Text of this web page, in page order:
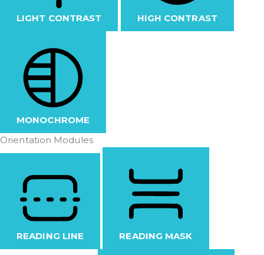
LIGHT CONTRAST HIGH CONTRAST
MONOCHROME
Orientation Modules
READING LINE READING MASK